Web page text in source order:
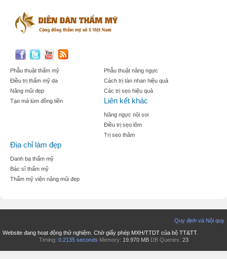
Phẫu thuật thẩm mỹ
Điều trị thẩm mỹ da
Nâng mũi đẹp
Tạo mà lúm đồng tiền
Phẫu thuật nâng ngực
Cách trị tàn nhan hiệu quả
Các trị sẹo hiệu quả
Liên kết khác
Nâng ngực nội soi
Điều trị sẹo lõm
Trị sẹo thâm
Địa chỉ làm đẹp
Danh bạ thẩm mỹ
Bác sĩ thẩm mỹ
Thẩm mỹ viện nâng mũi đẹp
Quy định và Nội quy
Website đang hoạt động thử nghiệm. Chờ giấy phép MXH/TTDT của bộ TT&TT.
Timing: 0.2135 seconds Memory: 19.970 MB DB Queries: 23